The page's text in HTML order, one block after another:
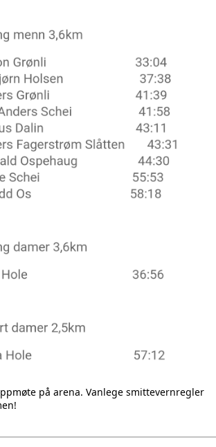
på arena. Vanlege smittevernregler